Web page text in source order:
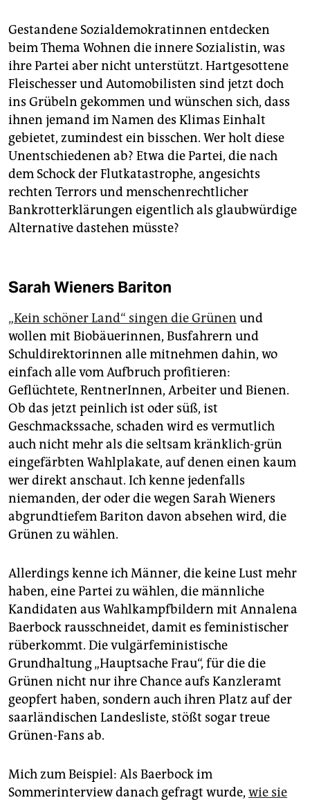
Gestandene Sozialdemokratinnen entdecken
beim Thema Wohnen die innere Sozialistin, was
ihre Partei aber nicht unterstützt. Hartgesottene
Fleischesser und Automobilisten sind jetzt doch
ins Grübeln gekommen und wünschen sich, dass
ihnen jemand im Namen des Klimas Einhalt
gebietet, zumindest ein bisschen. Wer holt diese
Unentschiedenen ab? Etwa die Partei, die nach
dem Schock der Flutkatastrophe, angesichts
rechten Terrors und menschenrechtlicher
Bankrotterklä­rungen eigentlich als glaubwürdige
Alternative dastehen müsste?
Sarah Wieners Bariton
„Kein schöner Land“ singen die Grünen und
wollen mit Biobäuerinnen, Busfahrern und
Schuldirektorinnen alle mitnehmen dahin, wo
einfach alle vom Aufbruch profitieren:
Geflüchtete, RentnerInnen, Arbeiter und Bienen.
Ob das jetzt peinlich ist oder süß, ist
Geschmackssache, schaden wird es vermutlich
auch nicht mehr als die seltsam kränklich-grün
eingefärbten Wahlplakate, auf denen einen kaum
wer direkt anschaut. Ich kenne jedenfalls
niemanden, der oder die wegen Sarah Wieners
abgrundtiefem Bariton davon absehen wird, die
Grünen zu wählen.
Allerdings kenne ich Männer, die keine Lust mehr
haben, eine Partei zu wählen, die männliche
Kandidaten aus Wahlkampfbildern mit Annalena
Baerbock rausschneidet, damit es feministischer
rüberkommt. Die vulgärfeministische
Grundhaltung „Hauptsache Frau“, für die die
Grünen nicht nur ihre Chance aufs Kanzleramt
geopfert haben, sondern auch ihren Platz auf der
saarländischen Landesliste, stößt sogar treue
Grünen-Fans ab.
Mich zum Beispiel: Als Baerbock im
Sommerinterview danach gefragt wurde, wie sie